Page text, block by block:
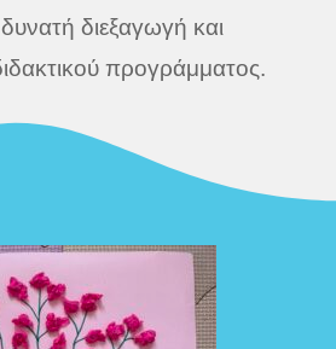
διεξαγωγή και
προγράμματος.